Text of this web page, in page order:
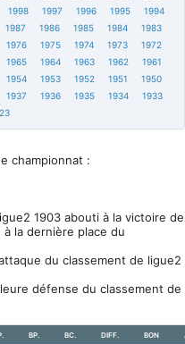
1998 1997 1996 1995
1994
1987 1986 1985 1984
1983
1976 1975 1974 1973
1972
1965 1964 1963 1962
1961
1954 1953 1952 1951
1950
1937 1936 1935 1934
1933
championnat :
1903 abouti à la victoire de
la dernière place du
du classement de ligue2
défense du classement de
BP. BC. DIFF. BON